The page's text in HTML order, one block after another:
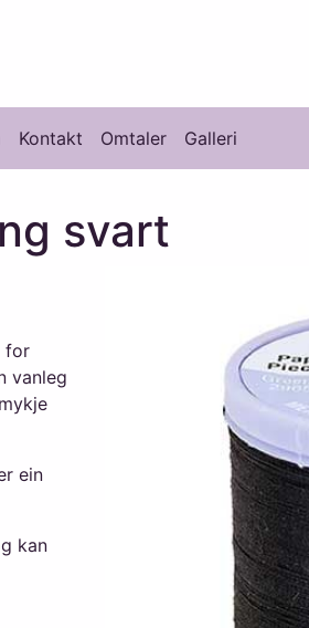
Kontakt Omtaler Galleri
svart
for
vanleg
ein
kan